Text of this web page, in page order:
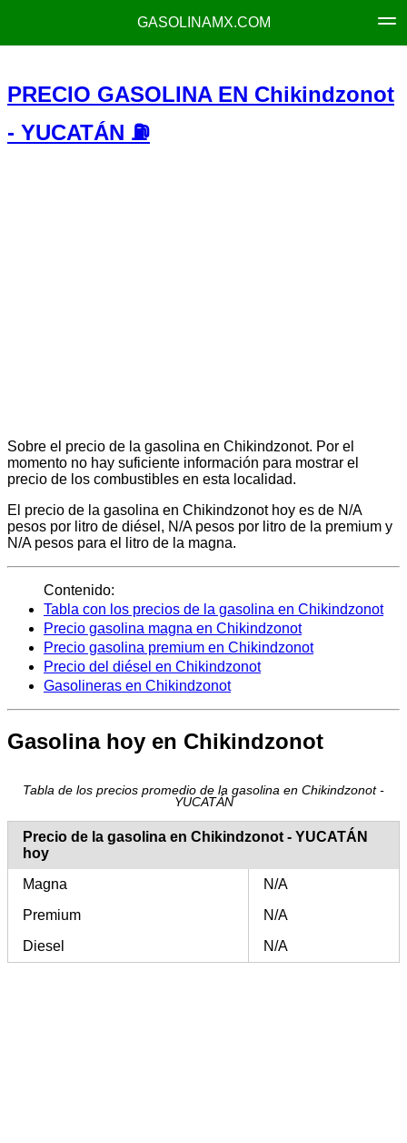
GASOLINAMX.COM
PRECIO GASOLINA EN Chikindzonot
- YUCATÁN ⛽
Sobre el precio de la gasolina en Chikindzonot. Por el
momento no hay suficiente información para mostrar el
precio de los combustibles en esta localidad.
El precio de la gasolina en Chikindzonot hoy es de N/A
pesos por litro de diésel, N/A pesos por litro de la premium y
N/A pesos para el litro de la magna.
Contenido:
Tabla con los precios de la gasolina en Chikindzonot
Precio gasolina magna en Chikindzonot
Precio gasolina premium en Chikindzonot
Precio del diésel en Chikindzonot
Gasolineras en Chikindzonot
Gasolina hoy en Chikindzonot
Tabla de los precios promedio de la gasolina en Chikindzonot -
YUCATÁN
Precio de la gasolina en Chikindzonot - YUCATÁN
hoy
Magna
N/A
Premium
N/A
Diesel
N/A